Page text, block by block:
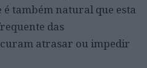
é também natural que esta
das
atrasar ou impedir